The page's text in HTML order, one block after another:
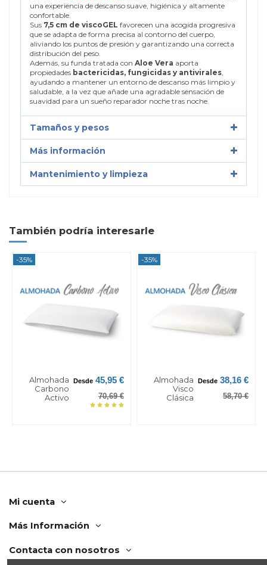
una experiencia de descanso suave, higiénica y altamente
confortable.
Sus 7,5 cm de viscoGEL favorecen una acogida progresiva
que se adapta de forma precisa al contorno del cuerpo,
aliviando los puntos de presión y garantizando una correcta
distribución del peso.
Además, su funda tratada con Aloe Vera aporta
propiedades bactericidas, fungicidas y antivirales
ayudando a mantener un entorno de descanso más limpio y
saludable, a la vez que añade una agradable sensación de
suavidad para un sueño reparador noche tras noche.
Tamaños y pesos
Más información
Mantenimiento y limpieza
También podría interesarle
-35%
Almohada
Carbono
Activo
Desde45,95 €
70,69 €
-35%
Almohada
Visco
Clásica
Desde 38,16 €
58,70 €
Mi cuenta
Más Información
Contacta con nosotros